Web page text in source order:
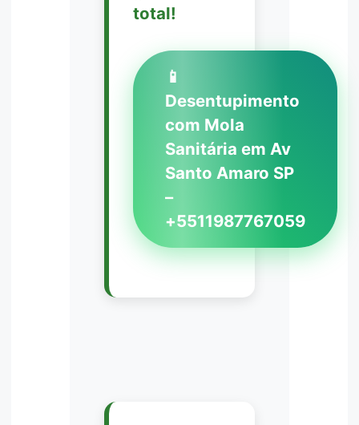
total!
📱
Desentupimento
com Mola
Sanitária em Av
Santo Amaro SP
–
+5511987767059